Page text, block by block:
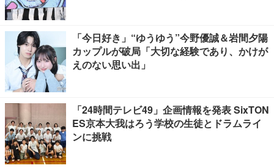
「今日好き」“ゆうゆう”今野優誠＆岩間夕陽
カップルが破局「大切な経験であり、かけが
えのない思い出」
「24時間テレビ49」企画情報を発表 SixTON
ES京本大我はろう学校の生徒とドラムライ
ンに挑戦